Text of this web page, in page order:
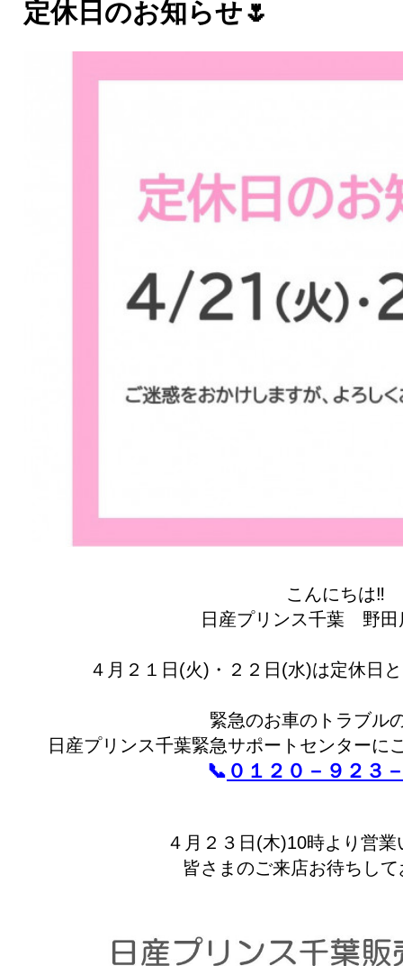
定休日のお知らせ🌷
こんにちは‼
日産プリンス千葉 野田
４月２１日(火)・２２日(水)は定休日
緊急のお車のトラブル
日産プリンス千葉緊急サポートセンターに
📞 ０１２０－９２３
４月２３日(木)10時より営
皆さまのご来店お待ちし